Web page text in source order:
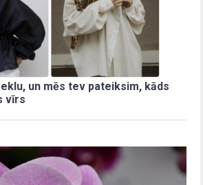
un mēs tev pateiksim, kāds
vīrs